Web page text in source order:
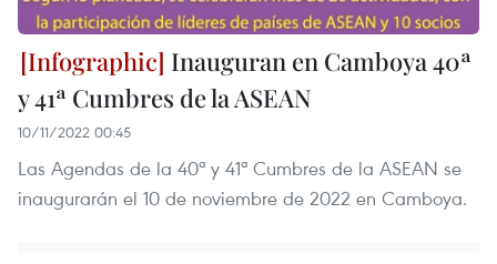
Inauguran en Camboya 40ª
y 41ª Cumbres de la ASEAN
10/11/2022 00:45
Las Agendas de la 40ª y 41ª Cumbres de la ASEAN se
inaugurarán el 10 de noviembre de 2022 en Camboya.